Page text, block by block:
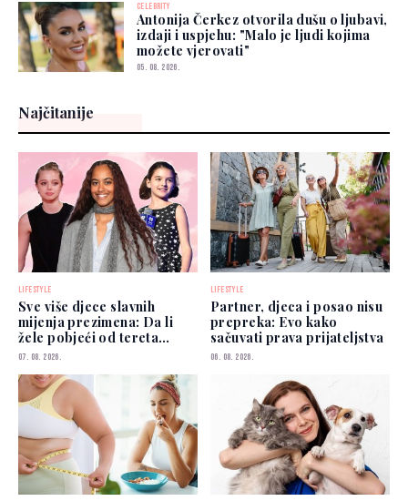
CELEBRITY
Antonija Čerkez otvorila dušu o ljubavi,
izdaji i uspjehu: "Malo je ljudi kojima
možete vjerovati"
05. 08. 2026.
Najčitanije
LIFESTYLE
Sve više djece slavnih
mijenja prezimena: Da li
žele pobjeći od tereta
poznatih roditelja?
07. 08. 2026.
LIFESTYLE
Partner, djeca i posao nisu
prepreka: Evo kako
sačuvati prava prijateljstva
06. 08. 2026.